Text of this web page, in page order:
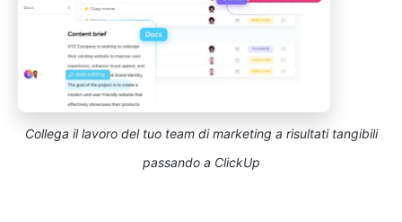
Collega il lavoro del tuo team di marketing a risultati tangibili
passando a ClickUp